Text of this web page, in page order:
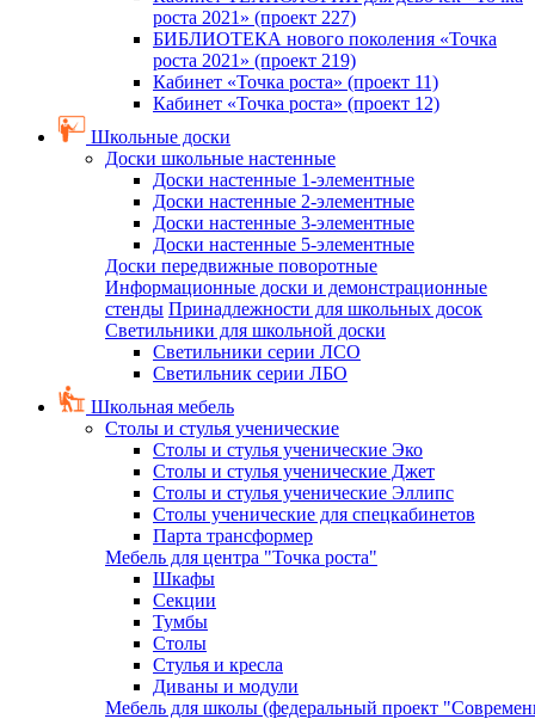
роста 2021» (проект 227)
БИБЛИОТЕКА нового поколения «Точка
роста 2021» (проект 219)
Кабинет «Точка роста» (проект 11)
Кабинет «Точка роста» (проект 12)
Школьные доски
Доски школьные настенные
Доски настенные 1-элементные
Доски настенные 2-элементные
Доски настенные 3-элементные
Доски настенные 5-элементные
Доски передвижные поворотные
Информационные доски и демонстрационные
стенды Принадлежности для школьных досок
Светильники для школьной доски
Светильники серии ЛСО
Светильник серии ЛБО
Школьная мебель
Столы и стулья ученические
Столы и стулья ученические Эко
Столы и стулья ученические Джет
Столы и стулья ученические Эллипс
Столы ученические для спецкабинетов
Парта трансформер
Мебель для центра "Точка роста"
Шкафы
Секции
Тумбы
Столы
Стулья и кресла
Диваны и модули
Мебель для школы (федеральный проект